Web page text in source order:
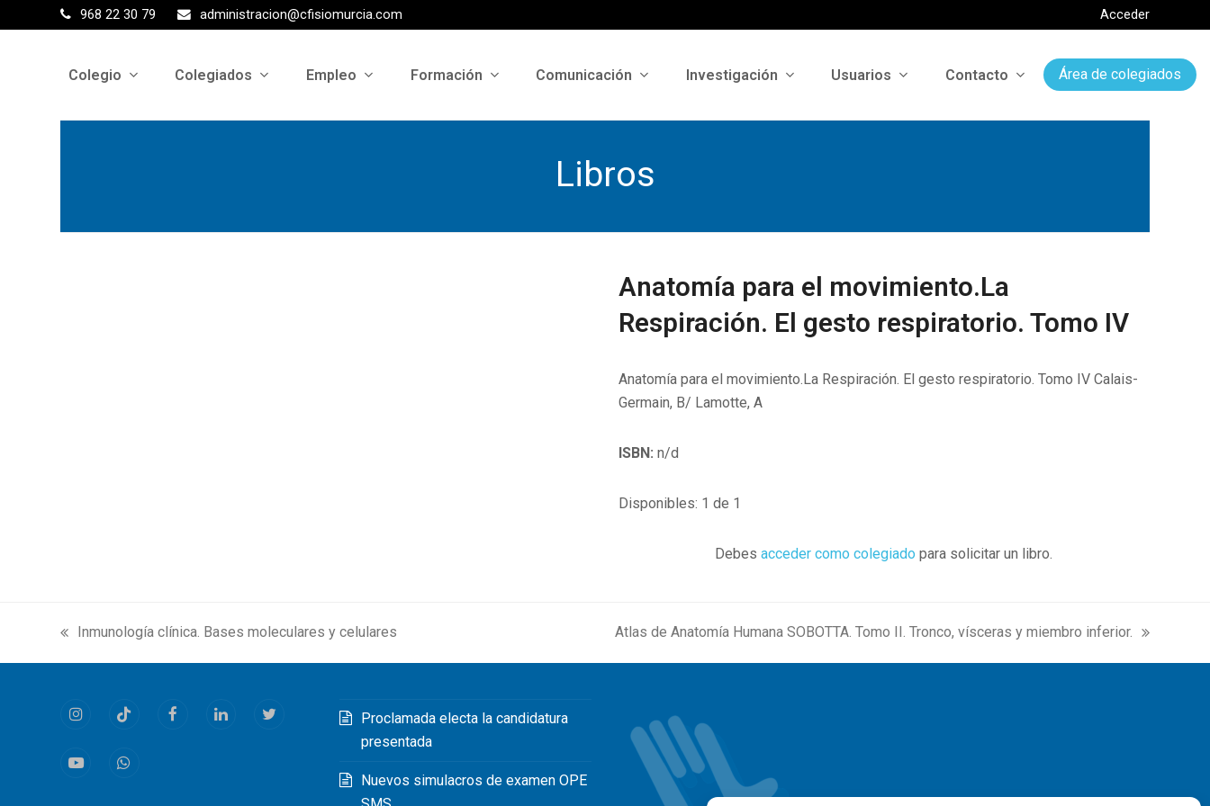
968 22 30 79 administracion@cfisiomurcia.com Acceder
Colegio Colegiados Empleo Formación Comunicación Investigación Usuarios Contacto Área de colegiados
Libros
Anatomía para el movimiento.La
Respiración. El gesto respiratorio. Tomo IV
Anatomía para el movimiento.La Respiración. El gesto respiratorio. Tomo IV Calais-
Germain, B/ Lamotte, A
ISBN: n/d
Disponibles: 1 de 1
Debesacceder como colegiado para solicitar un libro.
previous
post:
Inmunología clínica. Bases moleculares y celulares
next
post:
Atlas de Anatomía Humana SOBOTTA. Tomo II. Tronco, vísceras y miembro inferior.
InstagramTiktok FacebookLinkedInTwitter
YoutubeWhatsapp
Proclamada electa la candidatura
presentada
Nuevos simulacros de examen OPE